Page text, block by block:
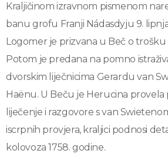
Kraljičinom izravnom pismenom
banu grofu Franji Nádasdyju 9.
Logomer je prizvana u Beč o
Potom je predana na pomno
dvorskim liječnicima Gerardu van
Haënu. U Beču je Herucina provela
liječenje i razgovore s van
iscrpnih provjera, kraljici podnosi
kolovoza 1758. godine.